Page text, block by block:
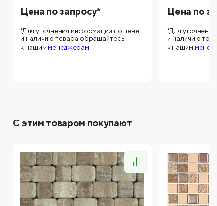
Цена по запросу*
*Для уточнения информации по цене
и наличию товара обращайтесь
к нашим менеджерам
Цена по
*Для
и наличию
к нашим
С этим товаром покупают